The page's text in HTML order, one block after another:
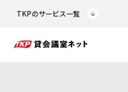
TKPのサービス一覧